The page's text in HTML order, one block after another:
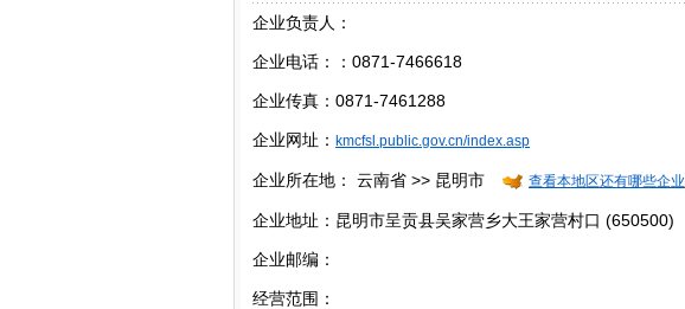
企业负责人：
企业电话：：0871-7466618
企业传真：0871-7461288
企业网址： kmcfsl.public.gov.cn/index.asp
企业所在地： 云南省 >> 昆明市 查看本地区还有哪些企业
企业地址：昆明市呈贡县吴家营乡大王家营村口 (650500)
企业邮编：
经营范围：